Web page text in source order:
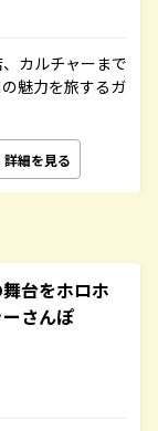
カルチャーまで
魅力を旅するガ
詳細を見る
台をホロホ
さんぽ